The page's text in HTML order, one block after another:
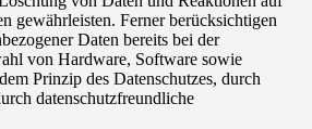
gewährleisten. Ferner berücksichtigen
Daten bereits bei der
von Hardware, Software sowie
Prinzip des Datenschutzes, durch
datenschutzfreundliche